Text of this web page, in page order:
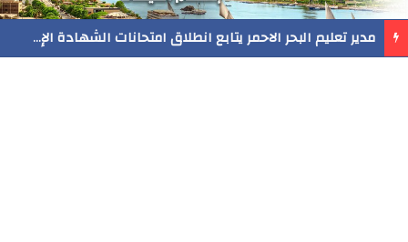
مدير تعليم البحر الاحمر يتابع انطلاق امتحانات الشهادة الإعدادية ويؤكد: الانضباط